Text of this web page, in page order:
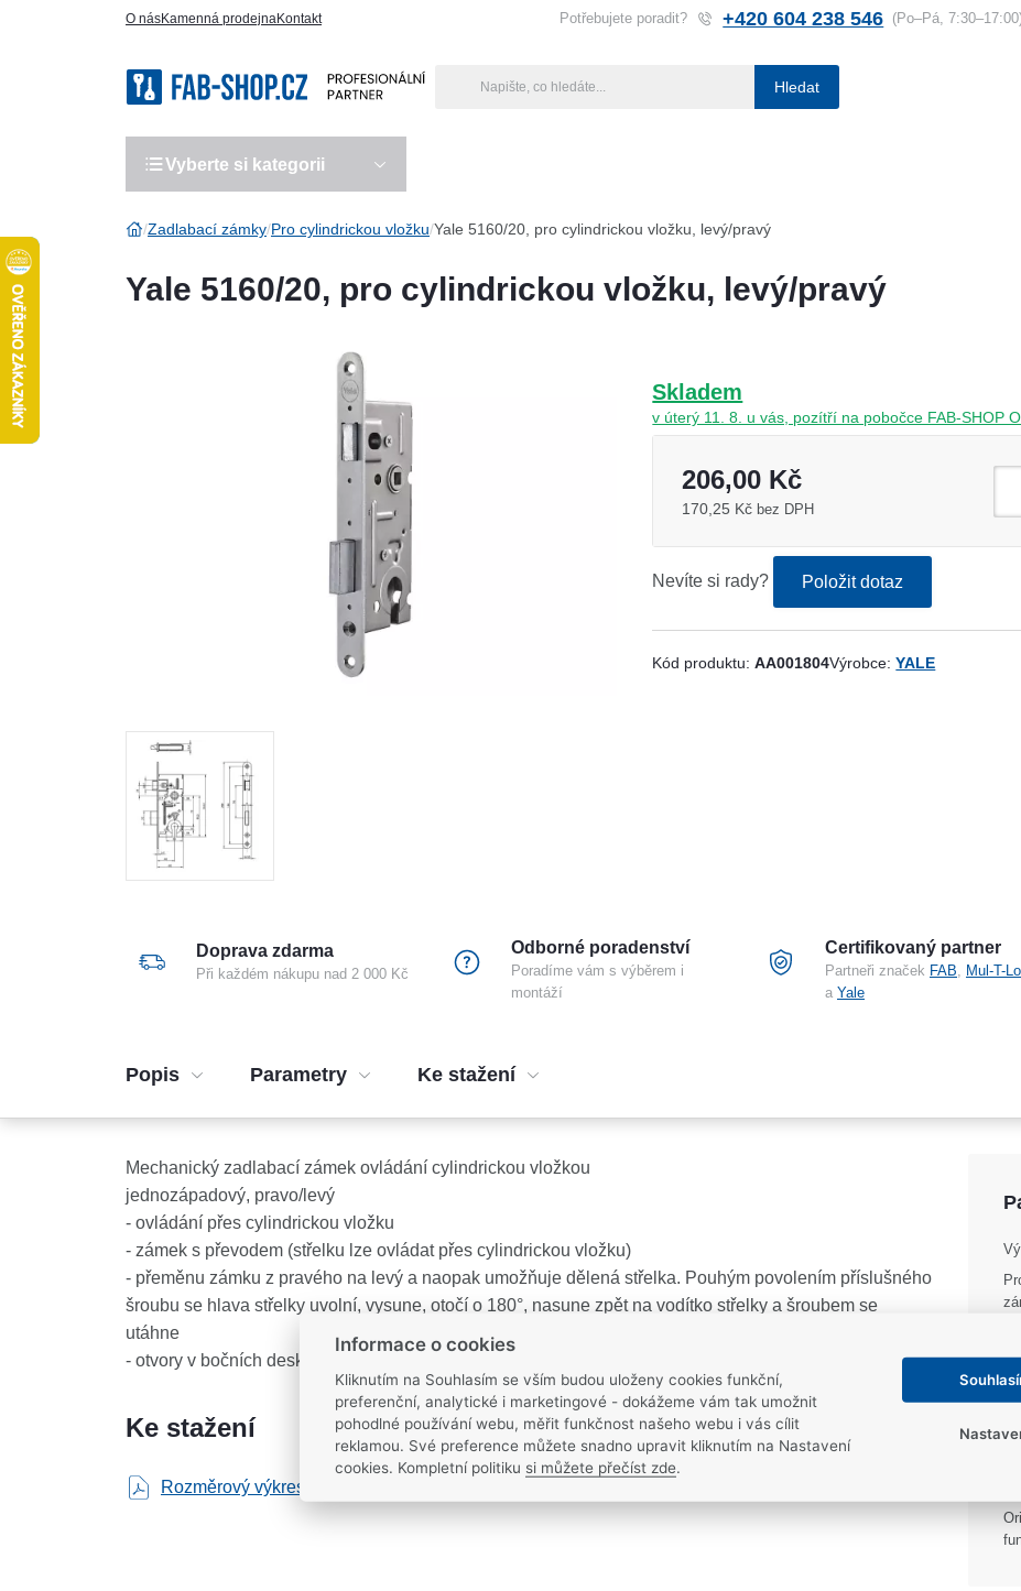
O násKamenná prodejnaKontakt Potřebujete poradit? +420 604 238 546 (Po–Pá,
Hledat
Vyberte si kategorii
Zadlabací zámky Pro cylindrickou vložku Yale 5160/20, pro cylindrickou vložku, levý/pravý
Yale 5160/20, pro cylindrickou vložku, levý/pravý
Skladem
v úterý 11. 8. u vás, pozítří na pobočce FAB-SHOP
206,00 Kč
170,25 Kč bez DPH
Nevíte si rady? Položit dotaz
Kód produktu:AA001804Výrobce:YALE
Doprava zdarma
Při každém nákupu nad 2 000 Kč
Odborné poradenství
Poradíme vám s výběrem i
montáží
Certifikovaný partner
Partneři značek FAB
Mul-T-
a Yale
Popis Parametry Ke stažení
Mechanický zadlabací zámek ovládání cylindrickou vložkou
jednozápadový, pravo/levý
- ovládání přes cylindrickou vložku
- zámek s převodem (střelku lze ovládat přes cylindrickou vložku)
- přeměnu zámku z pravého na levý a naopak umožňuje dělená střelka. Pouhým povolením příslušného
šroubu se hlava střelky uvolní, vysune, otočí o 180°, nasune zpět na vodítko střelky a šroubem se
utáhne
- otvory v bočních deskách o průměru 8 mm umožňují použití dvoudílného kování (rozetové)
Ke stažení
Rozměrový výkres
Informace o cookies
Kliknutím na Souhlasím se vším budou uloženy cookies funkční,
preferenční, analytické i marketingové - dokážeme vám tak umožnit
pohodlné používání webu, měřit funkčnost našeho webu i vás cílit
reklamou. Své preference můžete snadno upravit kliknutím na Nastavení
cookies. Kompletní politiku si můžete přečíst zde.